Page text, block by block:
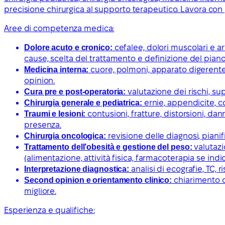
precisione chirurgica al supporto terapeutico. Lavora
Aree di competenza medica:
Dolore acuto e cronico: cefalee, dolori muscolari e
cause, scelta del trattamento e definizione del
Medicina interna: cuore, polmoni, apparato
opinion.
Cura pre e post-operatoria: valutazione dei rischi,
Chirurgia generale e pediatrica: ernie, appendicite,
Traumi e lesioni: contusioni, fratture, distorsioni,
presenza.
Chirurgia oncologica: revisione delle diagnosi,
Trattamento dell’obesità e gestione del peso:
(alimentazione, attività fisica, farmacoterapia se
Interpretazione diagnostica: analisi di ecografie, TC,
Second opinion e orientamento clinico: chiarimento
migliore.
Esperienza e qualifiche: